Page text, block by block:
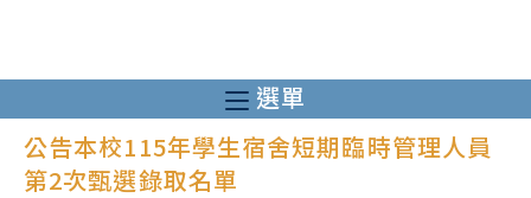
至
主
要
選單
公告本校115年學生宿舍短期臨時管理人員
第2次甄選錄取名單